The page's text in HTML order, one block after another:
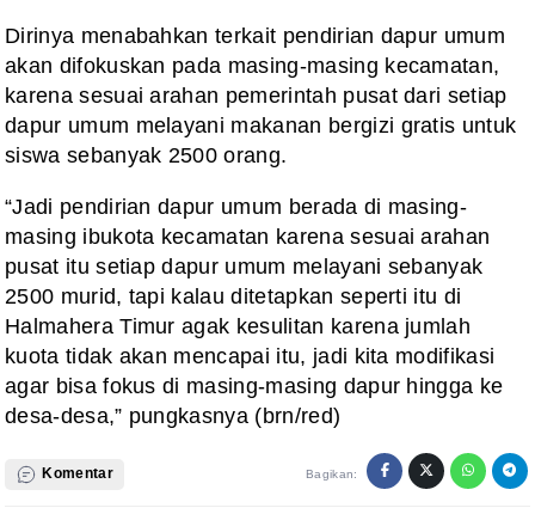
Dirinya menabahkan terkait pendirian dapur umum
akan difokuskan pada masing-masing kecamatan,
karena sesuai arahan pemerintah pusat dari setiap
dapur umum melayani makanan bergizi gratis untuk
siswa sebanyak 2500 orang.
“Jadi pendirian dapur umum berada di masing-
masing ibukota kecamatan karena sesuai arahan
pusat itu setiap dapur umum melayani sebanyak
2500 murid, tapi kalau ditetapkan seperti itu di
Halmahera Timur agak kesulitan karena jumlah
kuota tidak akan mencapai itu, jadi kita modifikasi
agar bisa fokus di masing-masing dapur hingga ke
desa-desa,” pungkasnya (brn/red)
Komentar Bagikan: